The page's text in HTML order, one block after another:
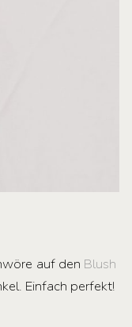
auf den Blush
Einfach perfekt!